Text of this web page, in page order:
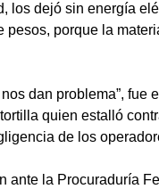
los dejó sin energía
porque la
dan problema”, fue
quien estalló
de los
ante la Procuraduría